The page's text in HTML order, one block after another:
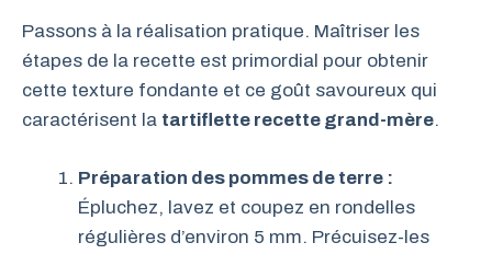
Passons à la réalisation pratique. Maîtriser les
étapes de la recette est primordial pour obtenir
cette texture fondante et ce goût savoureux qui
caractérisent la tartiflette recette grand-mère.
Préparation des pommes de terre :
Épluchez, lavez et coupez en rondelles
régulières d’environ 5 mm. Précuisez-les